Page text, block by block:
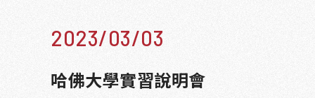
2023/03/03
哈佛大學實習說明會